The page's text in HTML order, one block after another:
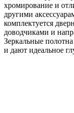
хромирование и
другими
комплектуется
доводчиками и
Зеркальные
и дают идеальное